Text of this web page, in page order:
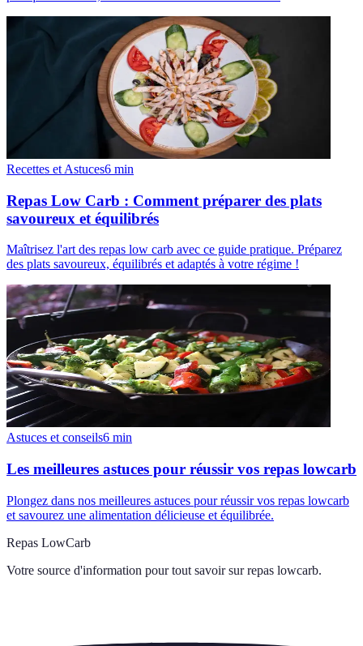
Recettes et Astuces6 min
Repas Low Carb : Comment préparer des plats
savoureux et équilibrés
Maîtrisez l'art des repas low carb avec ce guide pratique. Préparez
des plats savoureux, équilibrés et adaptés à votre régime !
Astuces et conseils6 min
Les meilleures astuces pour réussir vos repas lowcarb
Plongez dans nos meilleures astuces pour réussir vos repas lowcarb
et savourez une alimentation délicieuse et équilibrée.
Repas LowCarb
Votre source d'information pour tout savoir sur repas lowcarb.